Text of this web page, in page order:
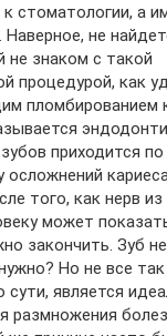
стоматологии, а
не
не знаком с такой
процедурой, как
пломбированием
приходится
того, как нерв из
может
закончить. Зуб
Но не все
сути, является
размножения